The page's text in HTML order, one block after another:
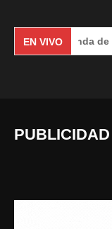
EN VIVOde México
PUBLICIDAD